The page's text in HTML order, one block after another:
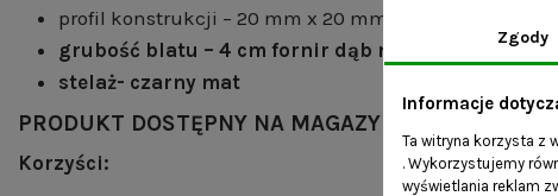
profil konstrukcji – 20 mm x 20 mm
grubość blatu – 4 cm fornir dąb naturalny
stelaż- czarny mat
PRODUKT DOSTĘPNY NA MAGAZYNIE- WYSYŁKA
Korzyści:
Zgody
Informacje
Ta witryna korzysta z
. Wykorzystujemy
wyświetlania reklam